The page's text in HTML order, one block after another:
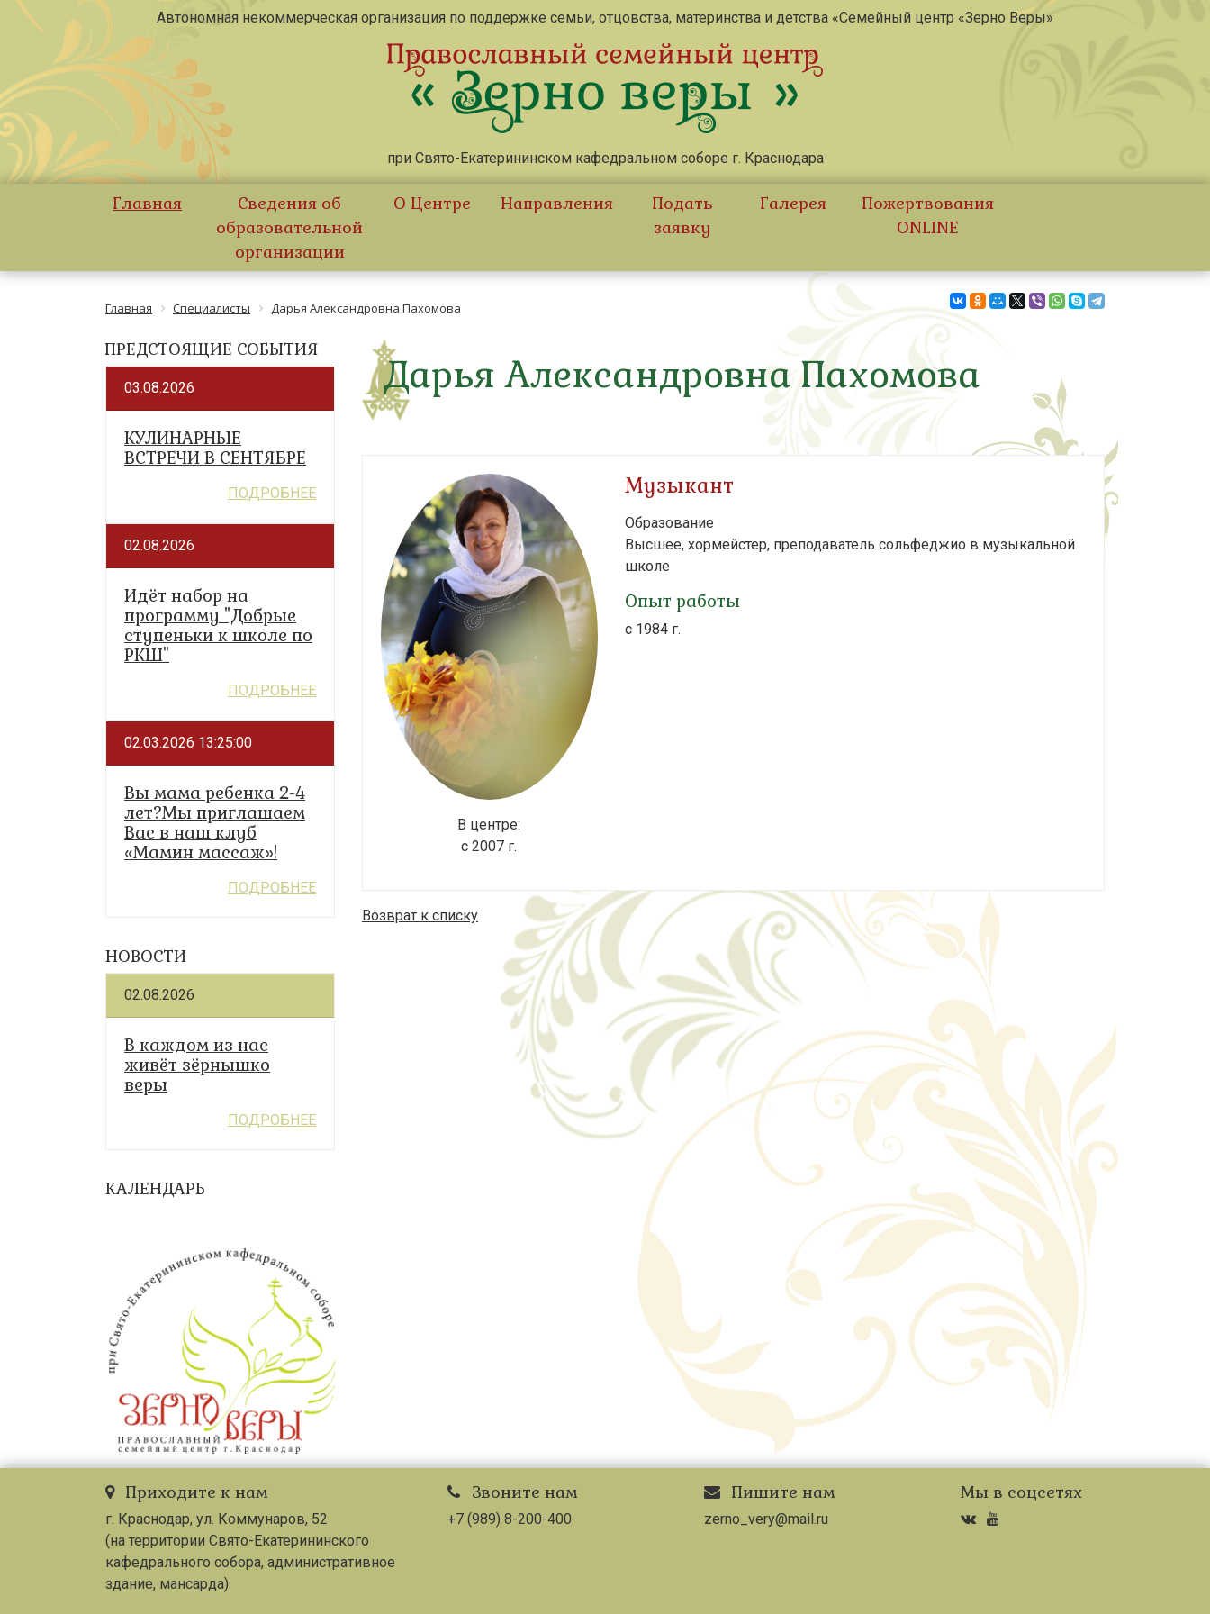
Автономная некоммерческая организация по поддержке семьи, отцовства, материнства и детства «Семейный центр «Зерно Веры»
при Свято-Екатерининском кафедральном соборе г. Краснодара
Главная
Сведения об
образовательной
организации
О Центре Направления
Подать
заявку
Галерея
Пожертвования
ONLINE
Главная Специалисты Дарья Александровна Пахомова
ПРЕДСТОЯЩИЕ СОБЫТИЯ
03.08.2026
КУЛИНАРНЫЕ
ВСТРЕЧИ В СЕНТЯБРЕ
ПОДРОБНЕЕ
02.08.2026
Идёт набор на
программу "Добрые
ступеньки к школе по
РКШ"
ПОДРОБНЕЕ
02.03.2026 13:25:00
Вы мама ребенка 2-4
лет?Мы приглашаем
Вас в наш клуб
«Мамин массаж»!
ПОДРОБНЕЕ
НОВОСТИ
02.08.2026
В каждом из нас
живёт зёрнышко
веры
ПОДРОБНЕЕ
КАЛЕНДАРЬ
Дарья Александровна Пахомова
В центре:
с 2007 г.
Музыкант
Образование
Высшее, хормейстер, преподаватель сольфеджио в музыкальной
школе
Опыт работы
с 1984 г.
Возврат к списку
Приходите к нам
г. Краснодар, ул. Коммунаров, 52
(на территории Свято-Екатерининского
кафедрального собора, административное
здание, мансарда)
Звоните нам
+7 (989) 8-200-400
Пишите нам
zerno_very@mail.ru
Мы в соцсетях